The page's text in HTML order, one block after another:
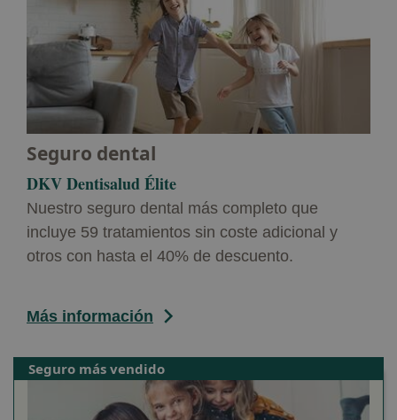
Seguro dental
DKV Dentisalud Élite
Nuestro seguro dental más completo que
incluye 59 tratamientos sin coste adicional y
otros con hasta el 40% de descuento.
Más información
Seguro más vendido